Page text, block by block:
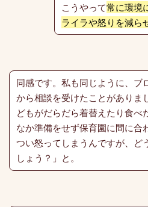
こうやって常に環境
ライラや怒りを減ら
同感です。私も同じように、ブ
から相談を受けたことがありま
どもがだらだら着替えたり食べ
なか準備をせず保育園に間に合
つい怒ってしまうんですが、ど
しょう？」と。